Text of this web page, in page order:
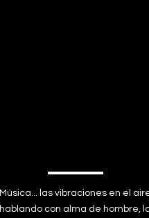
Música... las vibraciones en el
hablando con alma de hombre,